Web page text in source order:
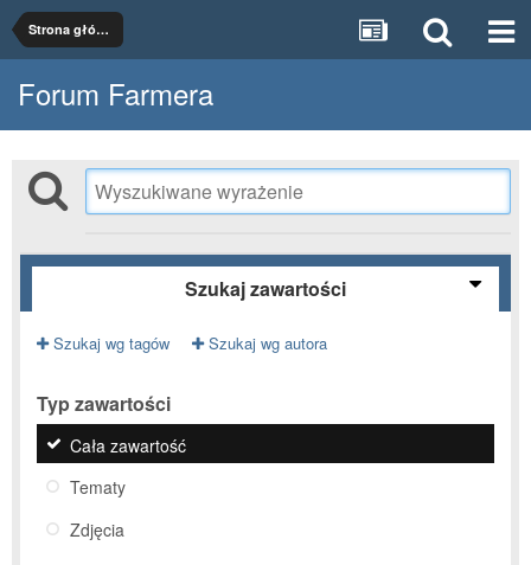
Strona główna
Forum Farmera
Szukaj zawartości
Szukaj wg tagów Szukaj wg autora
Typ zawartości
Cała zawartość
Tematy
Zdjęcia